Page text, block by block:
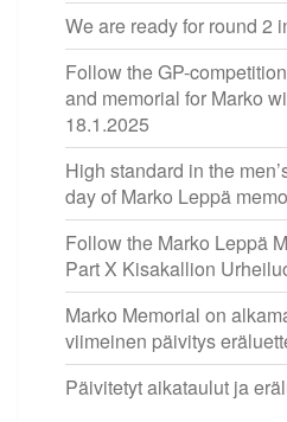
We are ready for round 2
Follow the GP-
and memorial for Marko
18.1.2025
High standard in the
day of Marko Leppä
Follow the Marko Leppä
Part X Kisakallion
Marko Memorial on
viimeinen päivitys
Päivitetyt aikataulut ja